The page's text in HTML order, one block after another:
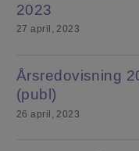
2023
27 april, 2023
Årsredovisning
(publ)
26 april, 2023